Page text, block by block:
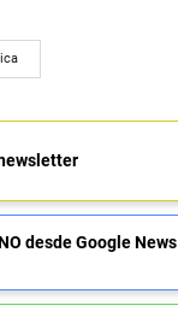
desde Google News